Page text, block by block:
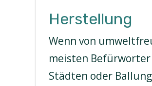
Herstellung
Wenn von
meisten
Städten oder